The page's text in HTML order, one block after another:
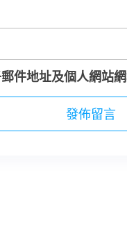
件地址及個人網站